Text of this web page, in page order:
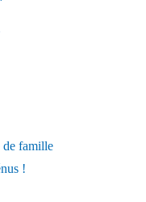
de famille
!